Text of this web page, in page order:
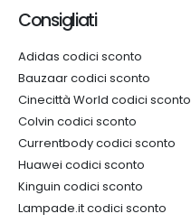
Consigliati
Adidas codici sconto
Bauzaar codici sconto
Cinecittà World codici sconto
Colvin codici sconto
Currentbody codici sconto
Huawei codici sconto
Kinguin codici sconto
Lampade.it codici sconto